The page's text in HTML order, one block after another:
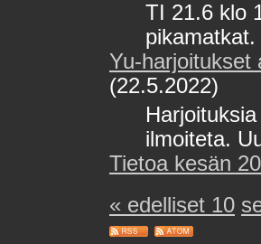
TI 21.6 klo
Yu-harjoitukset
(22.5.2022)
ilmoiteta.
Tietoa kesän
« edelliset 10